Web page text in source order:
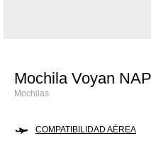
Mochila Voyan
Mochilas
COMPATIBILIDAD AÉREA